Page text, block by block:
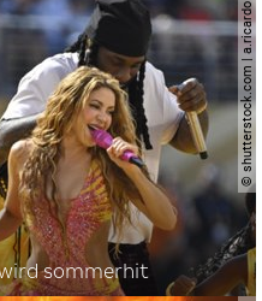
© shutterstock.com | a.ricardo
sommerhit